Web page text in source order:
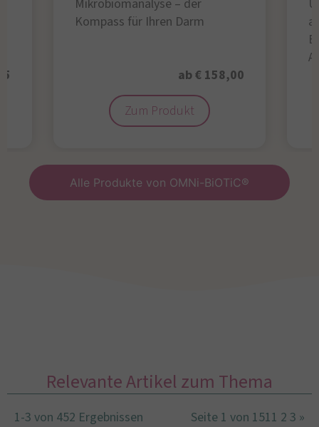
Mikrobiomanalyse – der
Kompass für Ihren Darm
ab € 158,00
Zum Produkt
Alle Produkte von OMNi-BiOTiC®
Relevante Artikel zum Thema
1-3 von 452 Ergebnissen Seite 1 von 1511 2 3 »